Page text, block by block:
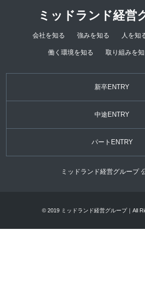
ミッドランド経営
会社を知る 強みを知る 人を知
働く環境を知る 取り組みを
新卒ENTRY
中途ENTRY
パートENTRY
ミッドランド経営グループ
© 2019 ミッドランド経営グループ｜All